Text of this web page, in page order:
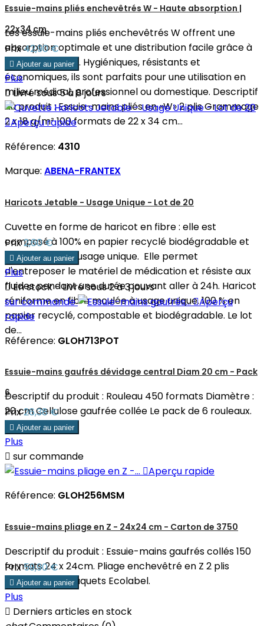
Essuie-mains pliés enchevêtrés W - Haute absorption |
22x34 cm
Les essuie-mains pliés enchevêtrés W offrent une
absorption optimale et une distribution facile grâce à
leur pliage en W. Hygiéniques, résistants et
économiques, ils sont parfaits pour une utilisation en
milieu médical, professionnel ou domestique. Descriptif
du produit : Essuie-mains pliés en «W» 2 plis Grammage
2 x 18 g/m² 100 formats de 22 x 34 cm...
Prix42,90 €
 Ajouter au panier
Plus
Livré sous 5 à 8 jours
Aperçu rapide
Référence: 4310
Marque: ABENA-FRANTEX
Haricots Jetable - Usage Unique - Lot de 20
Cuvette en forme de haricot en fibre : elle est
composé à 100% en papier recyclé biodégradable et
est dédiée à un usage unique. Elle permet
d'entreposer le matériel de médication et résiste aux
fluides pendant une durée pouvant aller à 24h. Haricot
réniforme en fibre moulée à usage unique. 100 % en
papier recyclé, compostable et biodégradable. Le lot
de...
Prix2,60 €
 Ajouter au panier
Plus
En stock - Livré sous 2 à 3 jours
sur commande
Aperçu
rapide
Référence: GLOH713POT
Essuie-mains gaufrés dévidage central Diam 20 cm - Pack
6
Descriptif du produit : Rouleau 450 formats Diamètre :
20 cm Cellulose gaufrée collée Le pack de 6 rouleaux.
Prix26,38 €
 Ajouter au panier
Plus
 sur commande
Aperçu rapide
Référence: GLOH256MSM
Essuie-mains pliage en Z - 24x24 cm - Carton de 3750
Descriptif du produit : Essuie-mains gaufrés collés 150
formats 24 x 24cm. Pliage enchevêtré en Z 2 plis
Carton de 25 paquets Ecolabel.
Prix59,90 €
 Ajouter au panier
Plus
 Derniers articles en stock